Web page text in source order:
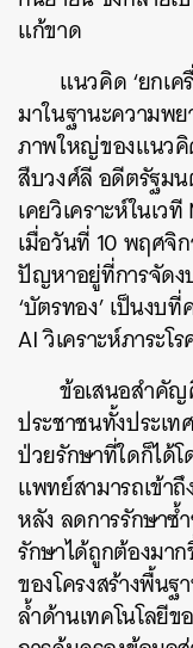
แก้ขาด
แนวคิด ‘ยกเ
มาในฐานะความพ
ภาพใหญ่ของแนว
สืบวงศ์ลี อดีตรัฐมน
เคยวิเคราะห์ในเว
เมื่อวันที่ 10 พฤศจิ
ปัญหาอยู่ที่การจัดง
‘บัตรทอง’ เป็นงบ
AI วิเคราะห์ภาระโ
ข้อเสนอสำคัญ
ประชาชนทั้งประเ
ป่วยรักษาที่ใดก็ได้
แพทย์สามารถเข้า
หลัง ลดการรักษาซ้
รักษาได้ถูกต้องมา
ของโครงสร้างพื้น
ล้ำด้านเทคโนโลยี